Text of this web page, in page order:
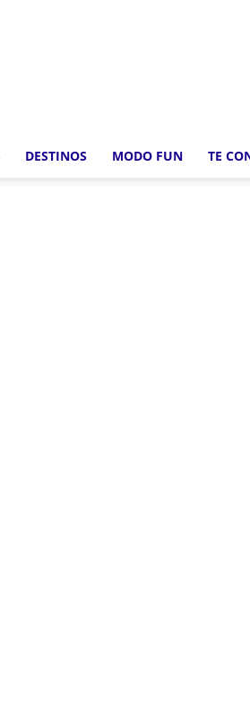
DESTINOS MODO FUN TE